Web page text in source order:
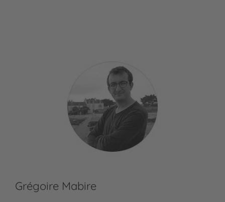
Grégoire Mabire